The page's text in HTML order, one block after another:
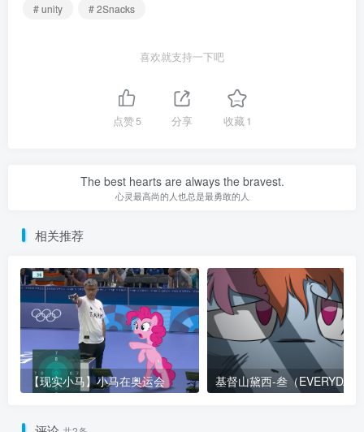
# unity
# 2Snacks
喜欢就支持一下吧
点赞5 分享 收藏1
The best hearts are always the bravest.
心灵最高尚的人也总是最勇敢的人
相关推荐
【现实小马】小马在奥运会